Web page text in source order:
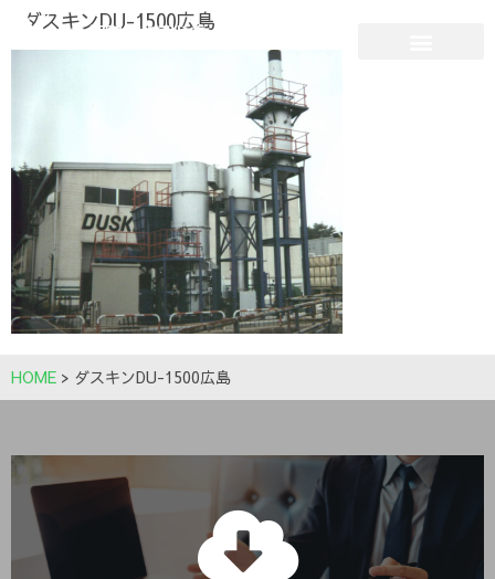
ダスキンDU-1500広島
HOME > ダスキンDU-1500広島